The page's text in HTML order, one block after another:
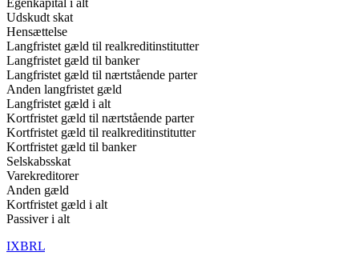
Udskudt skat
Hensættelse
Langfristet gæld til realkreditinstitutter
Langfristet gæld til banker
Langfristet gæld til nærtstående parter
Anden langfristet gæld
Langfristet gæld i alt
Kortfristet gæld til nærtstående parter
Kortfristet gæld til realkreditinstitutter
Kortfristet gæld til banker
Selskabsskat
Varekreditorer
Anden gæld
Kortfristet gæld i alt
Passiver i alt
IXBRL